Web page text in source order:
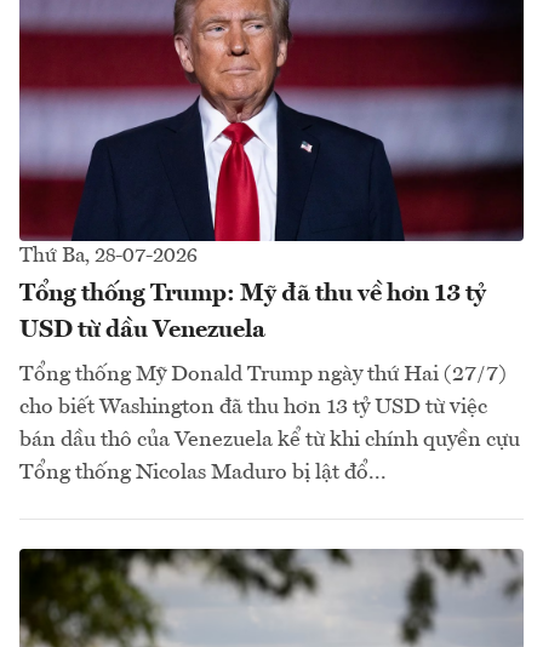
Thứ Ba, 28-07-2026
Tổng thống Trump: Mỹ đã thu về hơn 13 tỷ
USD từ dầu Venezuela
Tổng thống Mỹ Donald Trump ngày thứ Hai (27/7)
cho biết Washington đã thu hơn 13 tỷ USD từ việc
bán dầu thô của Venezuela kể từ khi chính quyền cựu
Tổng thống Nicolas Maduro bị lật đổ...